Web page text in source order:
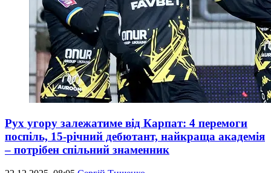
Рух угору залежатиме від Карпат: 4 перемоги
поспіль, 15-річний дебютант, найкраща академія
– потрібен спільний знаменник